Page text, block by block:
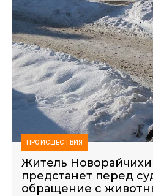
ПРОИСШЕСТВИЯ
Житель
предстанет перед
обращение с